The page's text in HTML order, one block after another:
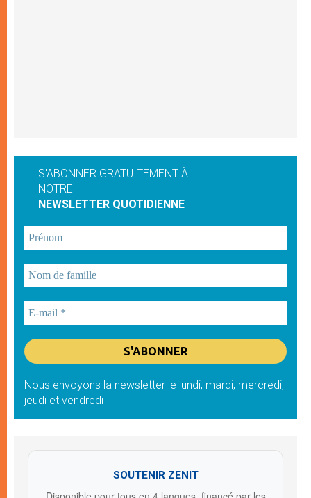
S'ABONNER GRATUITEMENT À
NOTRE
NEWSLETTER QUOTIDIENNE
Nous envoyons la newsletter le lundi, mardi, mercredi,
jeudi et vendredi
SOUTENIR ZENIT